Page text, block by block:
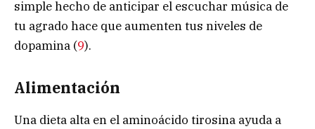
simple hecho de anticipar el escuchar música de
tu agrado hace que aumenten tus niveles de
dopamina (9).
Alimentación
Una dieta alta en el aminoácido tirosina ayuda a